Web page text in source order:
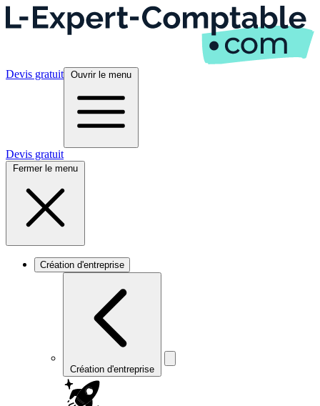
Devis gratuit Ouvrir le menu
Devis gratuit
Fermer le menu
Création d'entreprise
Création d'entreprise